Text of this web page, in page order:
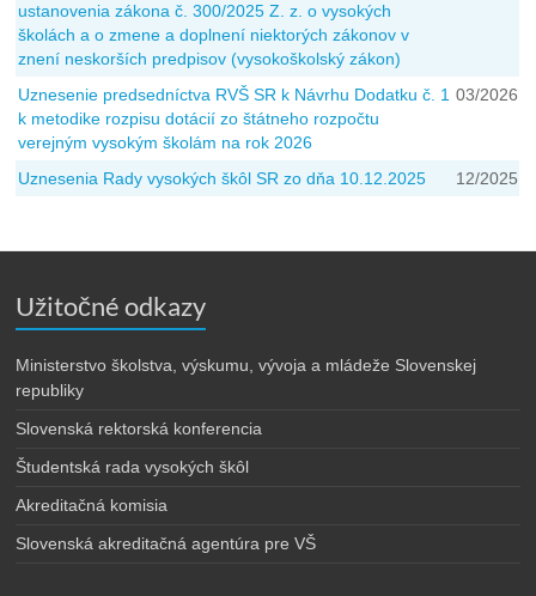
ustanovenia zákona č. 300/2025 Z. z. o vysokých
školách a o zmene a doplnení niektorých zákonov v
znení neskorších predpisov (vysokoškolský zákon)
Uznesenie predsedníctva RVŠ SR k Návrhu Dodatku č. 1
k metodike rozpisu dotácií zo štátneho rozpočtu
verejným vysokým školám na rok 2026
03/2026
Uznesenia Rady vysokých škôl SR zo dňa 10.12.2025 12/2025
Užitočné odkazy
Ministerstvo školstva, výskumu, vývoja a mládeže Slovenskej
republiky
Slovenská rektorská konferencia
Študentská rada vysokých škôl
Akreditačná komisia
Slovenská akreditačná agentúra pre VŠ